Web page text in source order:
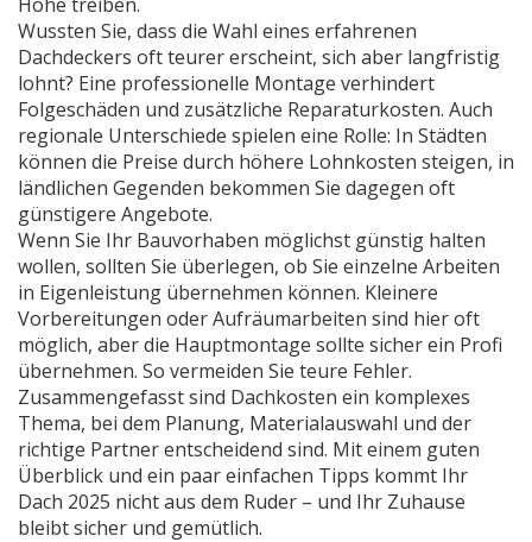
Wussten Sie, dass die Wahl eines erfahrenen
Dachdeckers oft teurer erscheint, sich aber langfristig
lohnt? Eine professionelle Montage verhindert
Folgeschäden und zusätzliche Reparaturkosten. Auch
regionale Unterschiede spielen eine Rolle: In Städten
können die Preise durch höhere Lohnkosten steigen, in
ländlichen Gegenden bekommen Sie dagegen oft
günstigere Angebote.
Wenn Sie Ihr Bauvorhaben möglichst günstig halten
wollen, sollten Sie überlegen, ob Sie einzelne Arbeiten
in Eigenleistung übernehmen können. Kleinere
Vorbereitungen oder Aufräumarbeiten sind hier oft
möglich, aber die Hauptmontage sollte sicher ein Profi
übernehmen. So vermeiden Sie teure Fehler.
Zusammengefasst sind Dachkosten ein komplexes
Thema, bei dem Planung, Materialauswahl und der
richtige Partner entscheidend sind. Mit einem guten
Überblick und ein paar einfachen Tipps kommt Ihr
Dach 2025 nicht aus dem Ruder – und Ihr Zuhause
bleibt sicher und gemütlich.